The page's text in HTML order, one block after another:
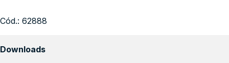
Cód.: 62888
Downloads